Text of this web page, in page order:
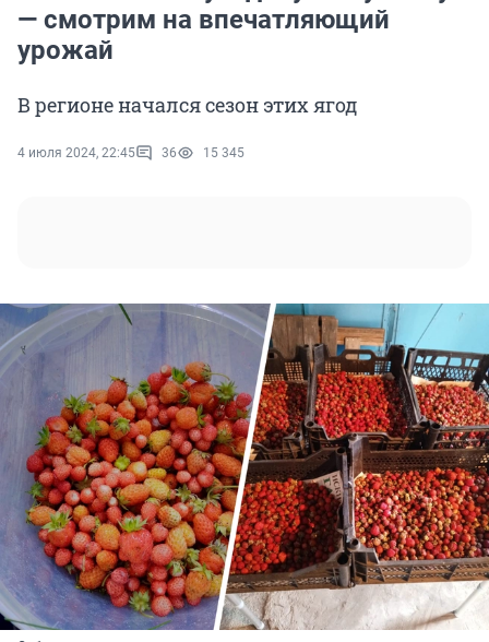
— смотрим на впечатляющий
урожай
В регионе начался сезон этих ягод
4 июля 2024, 22:45 36 15 345